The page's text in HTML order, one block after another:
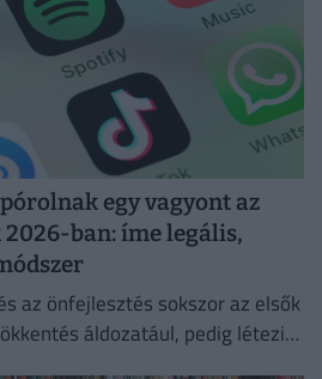
egy vagyont az
ban: íme legális,
az önfejlesztés sokszor az elsők
áldozatául, pedig létezik